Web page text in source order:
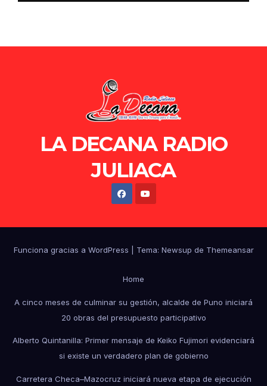
LA DECANA RADIO
JULIACA
Funciona gracias a WordPress Tema: Newsup de Themeansar
Home
A cinco meses de culminar su gestión, alcalde de Puno iniciará
20 obras del presupuesto participativo
Alberto Quintanilla: Primer mensaje de Keiko Fujimori evidenciará
si existe un verdadero plan de gobierno
Carretera Checa–Mazocruz iniciará nueva etapa de ejecución